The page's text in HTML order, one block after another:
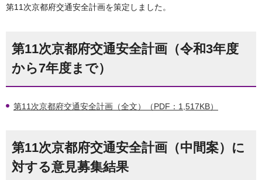
第11次京都府交通安全計画を策定しました。
第11次京都府交通安全計画（令和3年度
から7年度まで）
第11次京都府交通安全計画（全文）（PDF：1,517KB）
第11次京都府交通安全計画（中間案）に
対する意見募集結果